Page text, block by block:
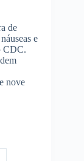
de
e
CDC.
nove